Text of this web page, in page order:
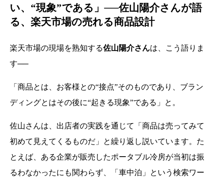
い、“現象”である」──佐山陽介さんが語
る、楽天市場の売れる商品設計
楽天市場の現場を熟知する佐山陽介さんは、こう語りま
す──
「商品とは、お客様との“接点”そのものであり、ブラン
ディングとはその後に“起きる現象”である」と。
佐山さんは、出店者の実践を通じて「商品は売ってみて
初めて見えてくるものだ」と繰り返し説いています。た
とえば、ある企業が販売したポータブル冷房が当初は振
るわなかったにも関わらず、「車中泊」という検索ワー